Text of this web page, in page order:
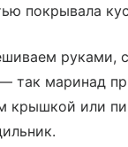
покрывала
руками,
так маринад
крышкой или